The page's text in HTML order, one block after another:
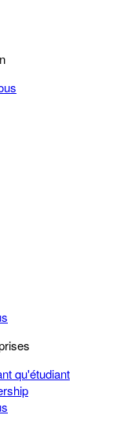
qu'étudiant